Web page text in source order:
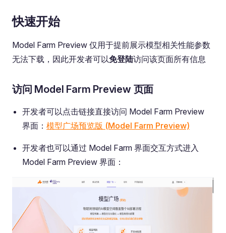
快速开始
Model Farm Preview 仅用于提前展示模型相关性能参数
无法下载，因此开发者可以免登陆访问该页面所有信息
访问 Model Farm Preview 页面
开发者可以点击链接直接访问 Model Farm Preview
界面： 模型广场预览版 (Model Farm Preview)
开发者也可以通过 Model Farm 界面交互方式进入
Model Farm Preview 界面：